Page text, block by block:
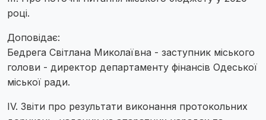
році.
Доповідає:
Бедрега Світлана Миколаївна - заступник міського
голови - директор департаменту фінансів Одеської
міської ради.
IV. Звіти про результати виконання протокольних